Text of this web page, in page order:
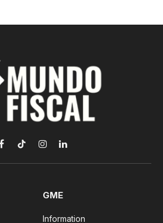
Facebook
TikTokInstagramLinkedIn
GME
Information